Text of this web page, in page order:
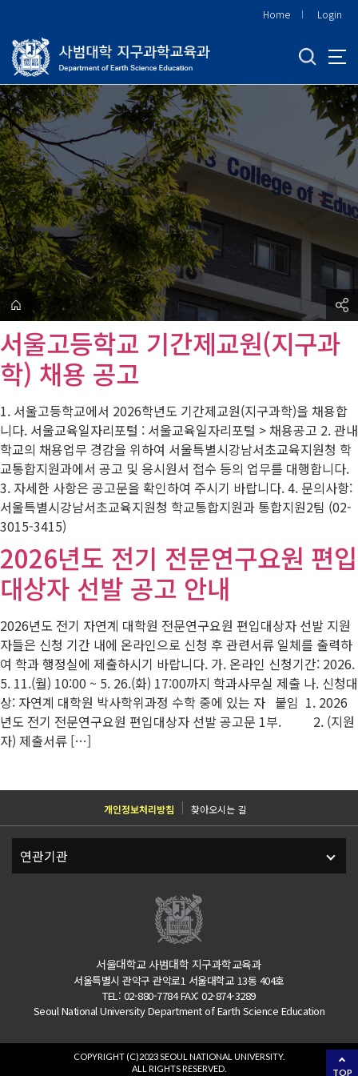
메
뉴
Home Login
서울고등학교 기간제교원(지구과
학) 채용 공고
1. 서울고등학교에서 2026학년도 기간제교원(지구과학)을 채용합
니다. 서울교육일자리포털 : 서울교육일자리포털 > 채용공고 2. 관내
학교의 채용업무 경감을 위하여 서울특별시강남서초교육지원청 학
교통합지원과에서 공고 및 응시원서 접수 등의 업무를 대행합니다.
3. 자세한 사항은 공고문을 확인하여 주시기 바랍니다. 4. 문의사항:
서울특별시강남서초교육지원청 학교통합지원과 통합지원2팀 (02-
3015-3415)
2026년도 전기 전문연구요원 편입
대상자 선발 공고 안내
2026년도 전기 자연계 대학원 전문연구요원 편입대상자 선발 지원
자들은 신청 기간 내에 온라인으로 신청 후 관련서류 일체를 출력하
여 학과 행정실에 제출하시기 바랍니다. 가. 온라인 신청기간: 2026.
5. 11.(월) 10:00 ~ 5. 26.(화) 17:00까지 학과사무실 제출 나. 신청대
상: 자연계 대학원 박사학위과정 수학 중에 있는 자 붙임 1. 2026
년도 전기 전문연구요원 편입대상자 선발 공고문 1부. 2. (지원
자) 제출서류 […]
TOP
개인정보처리방침 찾아오시는 길
서울대학교 사범대학 지구과학교육과
서울특별시 관악구 관악로1 서울대학교 13동 404호
TEL: 02-880-7784 FAX: 02-874-3289
Seoul National University Department of Earth Science Education
COPYRIGHT (C)2023 SEOUL NATIONAL UNIVERSITY.
ALL RIGHTS RESERVED.